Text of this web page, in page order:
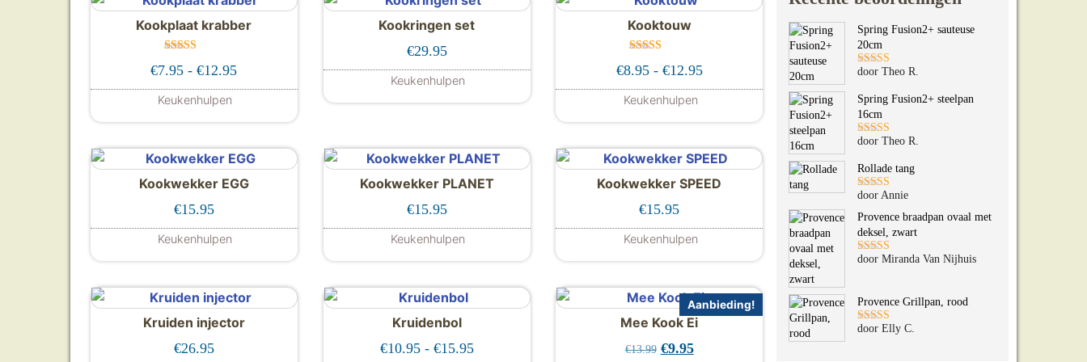
Kookplaat krabber
d
uit 5
€7.95 - €12.95Prijsklasse: €7.95 tot €12.95
Keukenhulpen
Dit product heeft meerdere variaties. Deze optie kan gekozen worden op de productpagina
Kookringen set
€29.95
Keukenhulpen
Kooktouw
eerd
uit 5
€8.95 - €12.95Prijsklasse: €8.95 tot €12.95
Keukenhulpen
Dit product heeft meerdere variaties. Deze optie kan gekozen
Kookwekker EGG
€15.95
Keukenhulpen
Kookwekker PLANET
€15.95
Keukenhulpen
Kookwekker SPEED
€15.95
Keukenhulpen
Dit product heeft meerdere variaties. Deze optie kan gekozen
Kruiden injector
€26.95
Kruidenbol
€10.95 - €15.95Prijsklasse: €10.95 tot €15.95
Aanbieding!
Mee Kook Ei
€13.99 Oorspronkelijke prijs was: €13.99.
€9.95Huidige prijs is: €9.95.
Spring Fusion2+ sauteuse
20cm
Gewaardeerd
door Theo R.
Spring Fusion2+ steelpan
16cm
Gewaardeerd
door Theo R.
Rollade tang
Gewaardeerd
5uit 5
door Annie
Provence braadpan ovaal met
deksel, zwart
Gewaardeerd
door Miranda Van Nijhuis
Provence Grillpan, rood
Gewaardeerd
door Elly C.